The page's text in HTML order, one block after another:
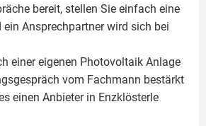
bereit, stellen Sie einfach eine
ein Ansprechpartner wird sich bei
einer eigenen Photovoltaik Anlage
vom Fachmann bestärkt
einen Anbieter in Enzklösterle